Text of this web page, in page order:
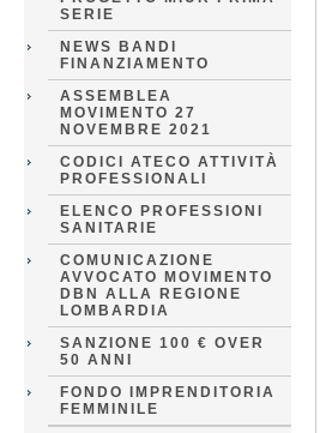
SERIE
NEWS BANDI
FINANZIAMENTO
ASSEMBLEA
MOVIMENTO 27
NOVEMBRE 2021
CODICI ATECO ATTIVITÀ
PROFESSIONALI
ELENCO PROFESSIONI
SANITARIE
COMUNICAZIONE
AVVOCATO MOVIMENTO
DBN ALLA REGIONE
LOMBARDIA
SANZIONE 100 € OVER
50 ANNI
FONDO IMPRENDITORIA
FEMMINILE